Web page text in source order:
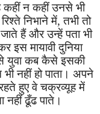
कहीं न कहीं उनसे भी
रिश्ते निभाने में,तभी तो
हैं और उन्हें पता भी
इस मायावी दुनिया
युवा कब कैसे इसकी
नहीं हो पाता। अपने
हुए वे चक्रव्यूह में
नहीं ढूँढ पाते।